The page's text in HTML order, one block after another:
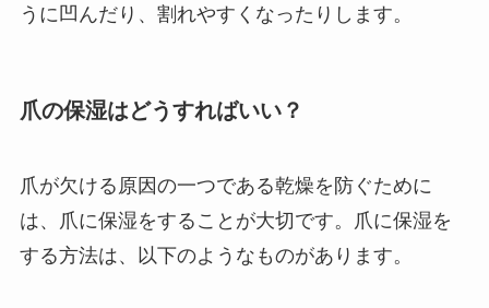
うに凹んだり、割れやすくなったりします。
爪の保湿はどうすればいい？
爪が欠ける原因の一つである乾燥を防ぐために
は、爪に保湿をすることが大切です。爪に保湿を
する方法は、以下のようなものがあります。